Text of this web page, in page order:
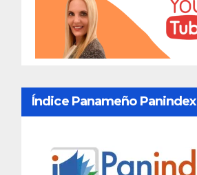
Índice Panameño Panindex